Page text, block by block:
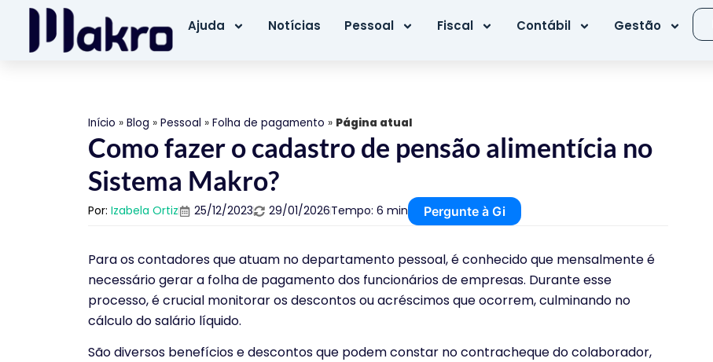
Ajuda Notícias Pessoal Fiscal Contábil Gestão
Início » Blog » Pessoal » Folha de pagamento » Página atual
Como fazer o cadastro de pensão alimentícia no
Sistema Makro?
Por: Izabela Ortiz 25/12/2023 29/01/2026Tempo: 6 min Pergunte à Gi
Para os contadores que atuam no departamento pessoal, é conhecido que mensalmente é
necessário gerar a folha de pagamento dos funcionários de empresas. Durante esse
processo, é crucial monitorar os descontos ou acréscimos que ocorrem, culminando no
cálculo do salário líquido.
São diversos benefícios e descontos que podem constar no contracheque do colaborador,